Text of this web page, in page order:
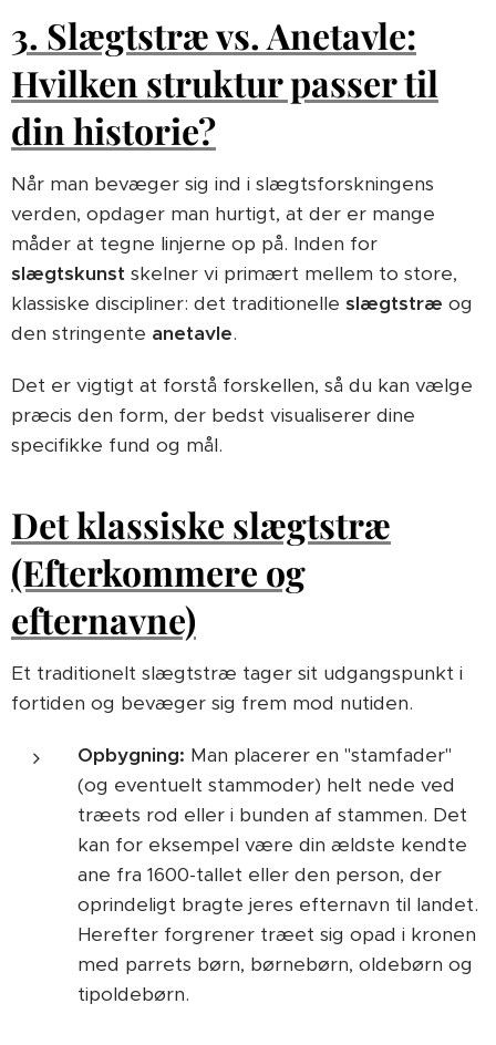
3. Slægtstræ vs. Anetavle:
Hvilken struktur passer til
din historie?
Når man bevæger sig ind i slægtsforskningens
verden, opdager man hurtigt, at der er mange
måder at tegne linjerne op på. Inden for
slægtskunst skelner vi primært mellem to store,
klassiske discipliner: det traditionelle slægtstræ og
den stringente anetavle.
Det er vigtigt at forstå forskellen, så du kan vælge
præcis den form, der bedst visualiserer dine
specifikke fund og mål.
Det klassiske slægtstræ
(Efterkommere og
efternavne)
Et traditionelt slægtstræ tager sit udgangspunkt i
fortiden og bevæger sig frem mod nutiden.
Opbygning: Man placerer en "stamfader"
(og eventuelt stammoder) helt nede ved
træets rod eller i bunden af stammen. Det
kan for eksempel være din ældste kendte
ane fra 1600-tallet eller den person, der
oprindeligt bragte jeres efternavn til landet.
Herefter forgrener træet sig opad i kronen
med parrets børn, børnebørn, oldebørn og
tipoldebørn.